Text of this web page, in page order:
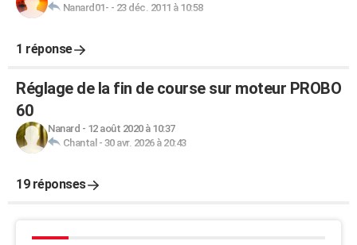
Nanard01- - 23 déc. 2011 à 10:58
1 réponse
Réglage de la fin de course sur moteur PROBO
60
Nanard - 12 août 2020 à 10:37
Chantal - 30 avr. 2026 à 20:43
19 réponses